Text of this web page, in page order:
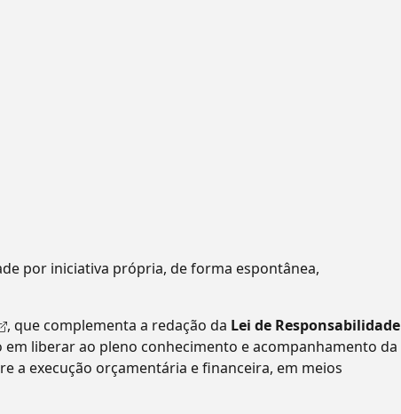
por iniciativa própria, de forma espontânea,
, que complementa a redação da Lei de Responsabilidade
liberar ao pleno conhecimento e acompanhamento da
a execução orçamentária e financeira, em meios